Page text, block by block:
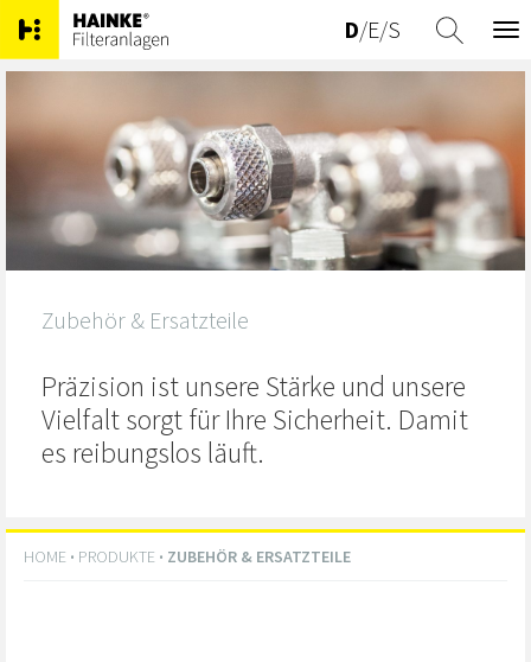
D/E/S
Zubehör & Ersatzteile
Präzision ist unsere Stärke und unsere
Vielfalt sorgt für Ihre Sicherheit. Damit
es reibungslos läuft.
HOME · PRODUKTE · ZUBEHÖR & ERSATZTEILE